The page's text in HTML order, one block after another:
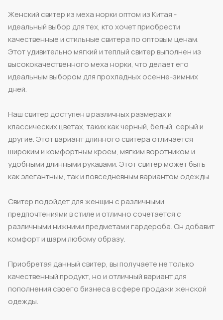
Женский свитер из меха норки оптом из Китая -
идеальный выбор для тех, кто хочет приобрести
качественные и стильные свитера по оптовым ценам.
Этот удивительно мягкий и теплый свитер выполнен из
высококачественного меха норки, что делает его
идеальным выбором для прохладных осенне-зимних
дней.
Наш свитер доступен в различных размерах и
классических цветах, таких как черный, белый, серый и
другие. Этот вариант длинного свитера отличается
широким и комфортным кроем, мягким воротником и
удобными длинными рукавами. Этот свитер может быть
как элегантным, так и повседневным вариантом одежды.
Свитер подойдет для женщин с различными
предпочтениями в стиле и отлично сочетается с
различными нижними предметами гардероба. Он добавит
комфорт и шарм любому образу.
Приобретая данный свитер, вы получаете не только
качественный продукт, но и отличный вариант для
пополнения своего бизнеса в сфере продажи женской
одежды.